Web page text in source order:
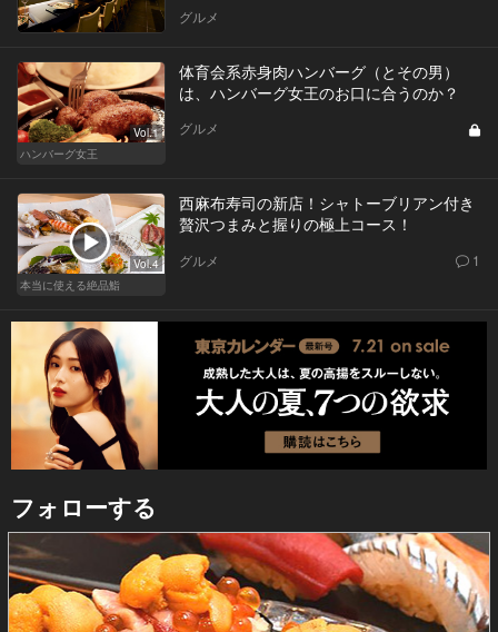
グルメ
Vol.1
ハンバーグ女王
体育会系赤身肉ハンバーグ（とその男）
は、ハンバーグ女王のお口に合うのか？
グルメ
Vol.4
本当に使える絶品鮨
西麻布寿司の新店！シャトーブリアン付き
贅沢つまみと握りの極上コース！
グルメ 1
フォローする